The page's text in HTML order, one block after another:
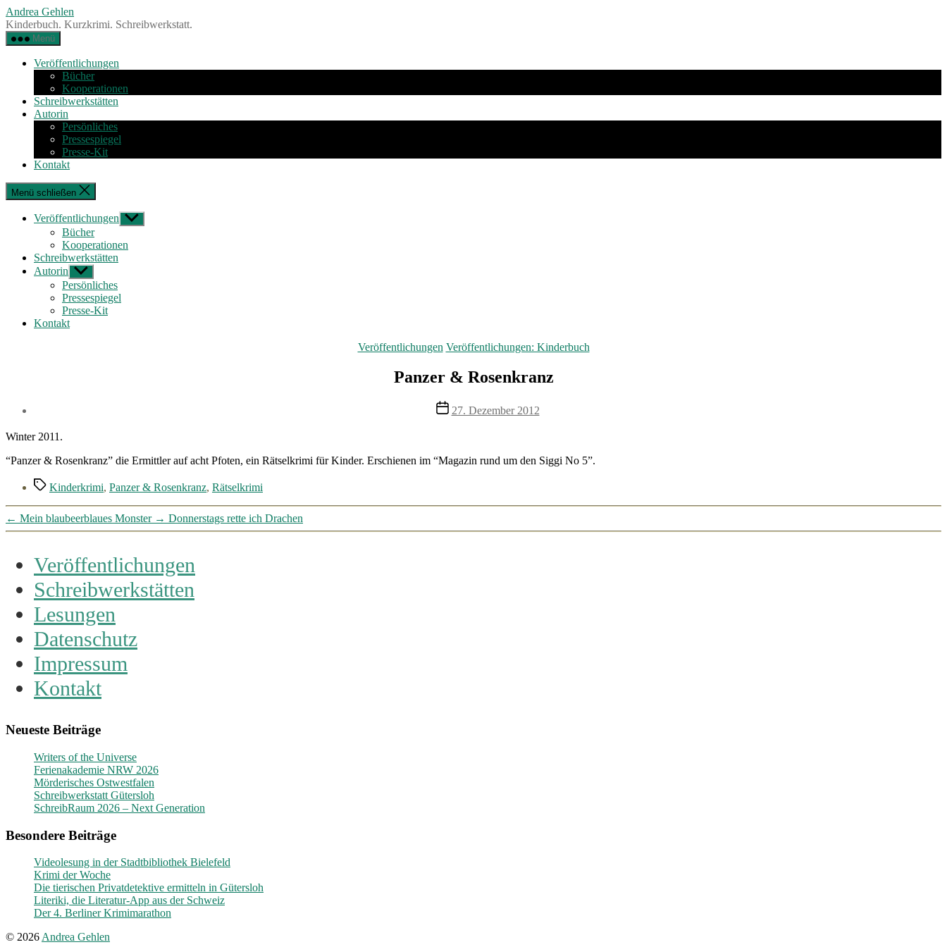
Zum
Inhalt
springen
Andrea Gehlen
Kinderbuch. Kurzkrimi. Schreibwerkstatt.
Menü
Veröffentlichungen
Bücher
Kooperationen
Schreibwerkstätten
Autorin
Persönliches
Pressespiegel
Presse-Kit
Kontakt
Menü schließen
Veröffentlichungen Untermenü
anzeigen
Bücher
Kooperationen
Schreibwerkstätten
Autorin Untermenü
anzeigen
Persönliches
Pressespiegel
Presse-Kit
Kontakt
Kategorien
Veröffentlichungen Veröffentlichungen: Kinderbuch
Panzer & Rosenkranz
Veröffentlichungsdatum
27. Dezember 2012
Winter 2011.
“Panzer & Rosenkranz” die Ermittler auf acht Pfoten, ein Rätselkrimi für Kinder. Erschienen im “Magazin rund um den Siggi No 5”.
Schlagwörter
Kinderkrimi, Panzer & Rosenkranz, Rätselkrimi
← Mein blaubeerblaues Monster → Donnerstags rette ich Drachen
Veröffentlichungen
Schreibwerkstätten
Lesungen
Datenschutz
Impressum
Kontakt
Neueste Beiträge
Writers of the Universe
Ferienakademie NRW 2026
Mörderisches Ostwestfalen
Schreibwerkstatt Gütersloh
SchreibRaum 2026 – Next Generation
Besondere Beiträge
Videolesung in der Stadtbibliothek Bielefeld
Krimi der Woche
Die tierischen Privatdetektive ermitteln in Gütersloh
Literiki, die Literatur-App aus der Schweiz
Der 4. Berliner Krimimarathon
© 2026Andrea Gehlen